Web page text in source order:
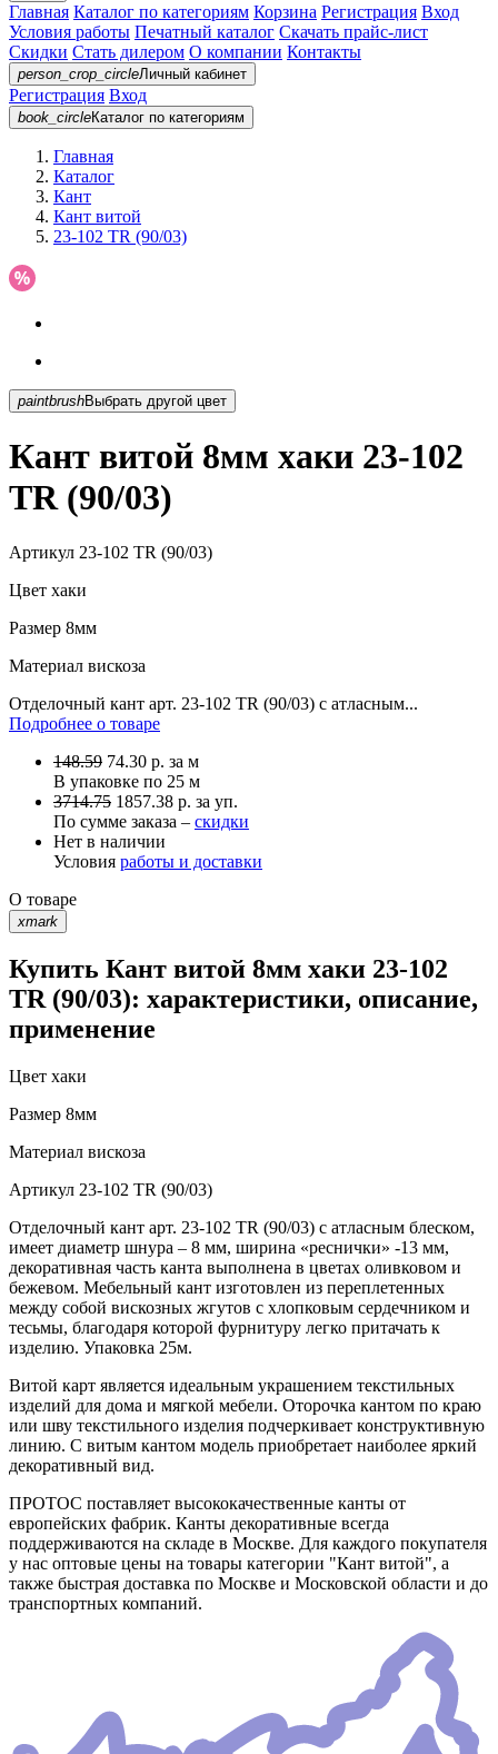
Главная Каталог по категориям Корзина Регистрация Вход
Условия работы Печатный каталог Скачать прайс-лист
Скидки Стать дилером О компании Контакты
person_crop_circleЛичный кабинет
Регистрация Вход
book_circleКаталог по категориям
Главная
Каталог
Кант
Кант витой
23-102 TR (90/03)
paintbrush Выбрать другой цвет
Кант витой 8мм хаки 23-102
TR (90/03)
Артикул 23-102 TR (90/03)
Цвет хаки
Размер 8мм
Материал вискоза
Отделочный кант арт. 23-102 TR (90/03) с атласным...
Подробнее о товаре
148.59 74.30 р. за м
В упаковке по 25 м
3714.75 1857.38 р. за уп.
По сумме заказа – скидки
Нет в наличии
Условия работы и доставки
О товаре
xmark
Купить Кант витой 8мм хаки 23-102
TR (90/03): характеристики, описание,
применение
Цвет хаки
Размер 8мм
Материал вискоза
Артикул 23-102 TR (90/03)
Отделочный кант арт. 23-102 TR (90/03) с атласным блеском,
имеет диаметр шнура – 8 мм, ширина «реснички» -13 мм,
декоративная часть канта выполнена в цветах оливковом и
бежевом. Мебельный кант изготовлен из переплетенных
между собой вискозных жгутов с хлопковым сердечником и
тесьмы, благодаря которой фурнитуру легко притачать к
изделию. Упаковка 25м.
Витой карт является идеальным украшением текстильных
изделий для дома и мягкой мебели. Оторочка кантом по краю
или шву текстильного изделия подчеркивает конструктивную
линию. С витым кантом модель приобретает наиболее яркий
декоративный вид.
ПРОТОС поставляет высококачественные канты от
европейских фабрик. Канты декоративные всегда
поддерживаются на складе в Москве. Для каждого покупателя
у нас оптовые цены на товары категории "Кант витой", а
также быстрая доставка по Москве и Московской области и до
транспортных компаний.